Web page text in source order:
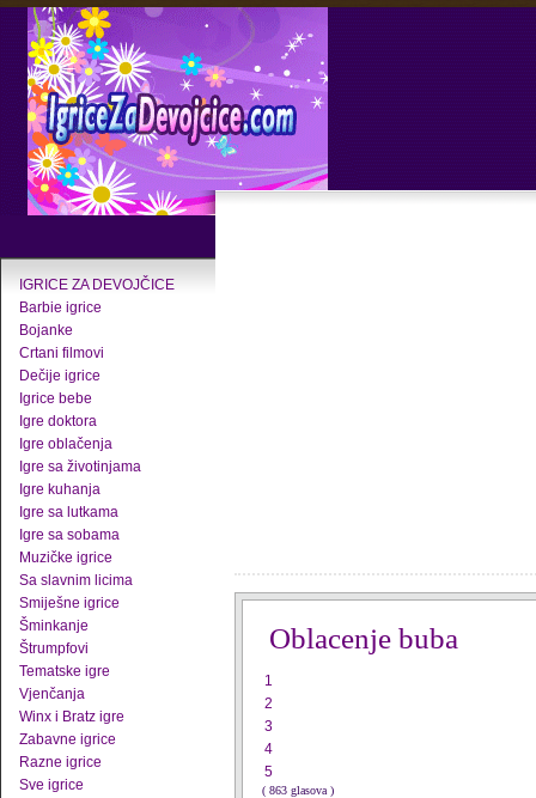
IGRICE ZA DEVOJČICE
Barbie igrice
Bojanke
Crtani filmovi
Dečije igrice
Igrice bebe
Igre doktora
Igre oblačenja
Igre sa životinjama
Igre kuhanja
Igre sa lutkama
Igre sa sobama
Muzičke igrice
Sa slavnim licima
Smiješne igrice
Šminkanje
Štrumpfovi
Tematske igre
Vjenčanja
Winx i Bratz igre
Zabavne igrice
Razne igrice
Sve igrice
Oblacenje buba
1
2
3
4
5
( 863 glasova )